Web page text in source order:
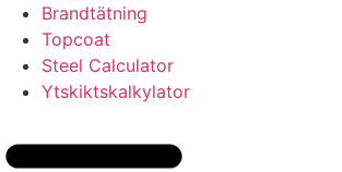
Brandtätning
Topcoat
Steel Calculator
Ytskiktskalkylator